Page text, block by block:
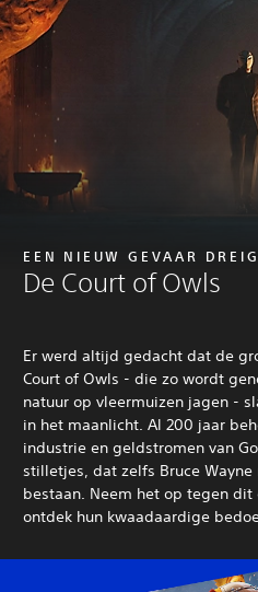
EEN NIEUW GEVAAR
De Court of Owls
Er werd altijd gedacht dat de
Court of Owls - die zo wordt
natuur op vleermuizen jagen -
in het maanlicht. Al 200 jaar
industrie en geldstromen van
stilletjes, dat zelfs Bruce
bestaan. Neem het op tegen
ontdek hun kwaadaardige